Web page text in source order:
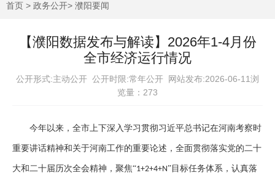
首页 > 政务公开> 濮阳要闻
【濮阳数据发布与解读】2026年1-4月份
全市经济运行情况
公开形式:主动公开 公开时限:常年公开
网站发布:2026-06-11浏
览量： 273
今年以来，全市上下深入学习贯彻习近平总书记在河南考察时
重要讲话精神和关于河南工作的重要论述，全面贯彻落实党的二十
大和二十届历次全会精神，聚焦“1+2+4+N”目标任务体系，认真落